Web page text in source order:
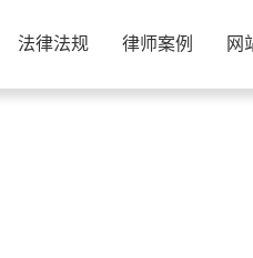
法律法规 律师案例 网